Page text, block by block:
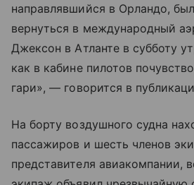
направлявшийся в Орландо,
вернуться в международный
Джексон в Атланте в субботу
как в кабине пилотов
гари», — говорится в
На борту воздушного судна
пассажиров и шесть членов
представителя авиакомпании,